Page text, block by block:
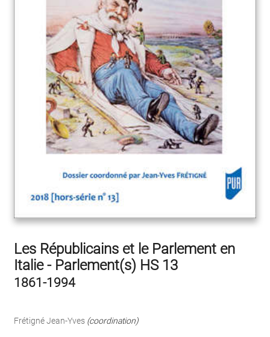
Les Républicains et le Parlement en
Italie - Parlement(s) HS 13
1861-1994
Frétigné Jean-Yves (coordination)